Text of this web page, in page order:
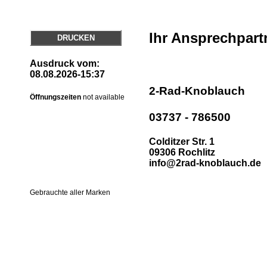
DRUCKEN
Ausdruck vom:
08.08.2026-15:37
Öffnungszeiten not available
Ihr
2-Rad-Knoblauch
03737 - 786500
Colditzer Str. 1
09306 Rochlitz
info@2rad-knoblauch.de
Gebrauchte aller Marken